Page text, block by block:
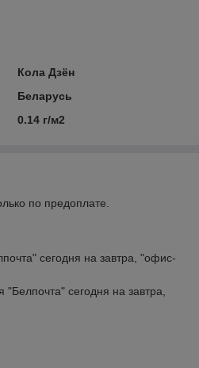
Кола Дзён
Беларусь
0.14 г/м2
по предоплате.
сегодня на завтра, "офис-
сегодня на завтра,